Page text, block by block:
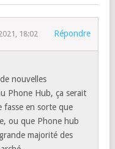
18:02 Répondre
nouvelles
Phone Hub, ça serait
en sorte que
ou que Phone hub
majorité des